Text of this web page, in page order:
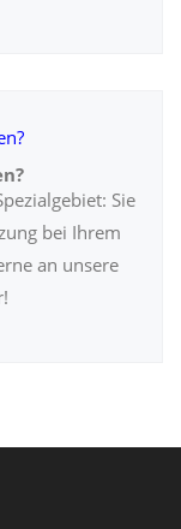
Sie
bei Ihrem
an unsere